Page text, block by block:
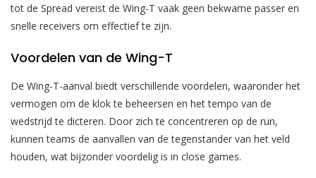
tot de Spread vereist de Wing-T vaak geen bekwame passer en
snelle receivers om effectief te zijn.
Voordelen van de Wing-T
De Wing-T-aanval biedt verschillende voordelen, waaronder het
vermogen om de klok te beheersen en het tempo van de
wedstrijd te dicteren. Door zich te concentreren op de run,
kunnen teams de aanvallen van de tegenstander van het veld
houden, wat bijzonder voordelig is in close games.